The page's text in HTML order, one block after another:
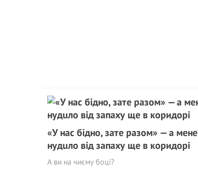
«У нас бідно, зате разом» — а мене
нудuло від запаху ще в коридорі
А ви на чиєму боці?